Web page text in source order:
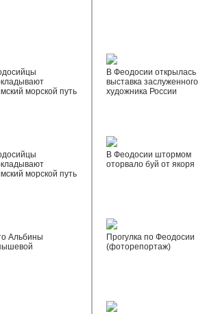
морской путь
морской путь
Альбины
В Феодосии открылась
выставка заслуженного
художника России
В Феодосии штормом
оторвало буй от якоря
Прогулка по Феодосии
(фоторепортаж)